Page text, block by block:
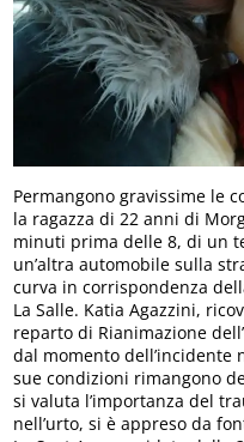
Permangono gravissime le
la ragazza di 22 anni di
minuti prima delle 8, di un
un’altra automobile sulla
curva in corrispondenza
La Salle. Katia Agazzini,
reparto di Rianimazione
dal momento dell’incidente
sue condizioni rimangono
si valuta l’importanza del
nell’urto, si è appreso da